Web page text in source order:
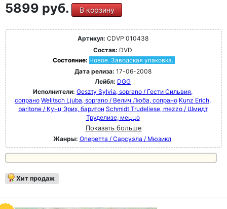
5899 руб. В корзину
Артикул: CDVP 010438
Состав: DVD
Состояние: Новое. Заводская упаковка.
Дата релиза: 17-06-2008
Лейбл: DGG
Исполнители: Geszty Sylvia, soprano / Гести Сильвия,
сопрано Welitsch Ljuba, soprano / Велич Люба, сопрано Kunz Erich,
baritone / Кунц Эрих, баритон Schmidt Trudeliese, mezzo / Шмидт
Труделизе, меццо
Показать больше
Жанры: Оперетта / Сарсуэла / Мюзикл
Хит продаж